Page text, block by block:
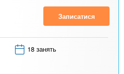
Записатися
18 занять